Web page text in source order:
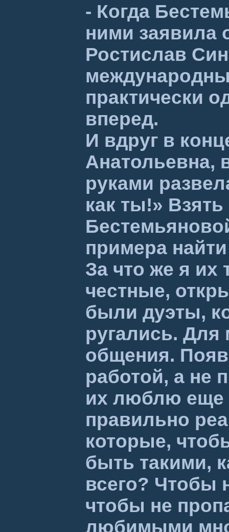
- Когда
ними заявила
Ростислав
практически
вперед.
И вдруг в
Анатольевна,
руками
как ты!»
примера
За что же я их
честные,
были дуэты,
ругались.
общения.
работой, а не
их люблю еще
правильно
которые,
быть такими,
всего? Чтобы
чтобы не
любимыми